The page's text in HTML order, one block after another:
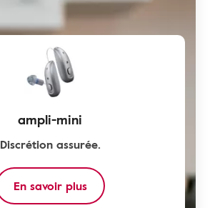
ampli-mini
Discrétion assurée.
En savoir plus